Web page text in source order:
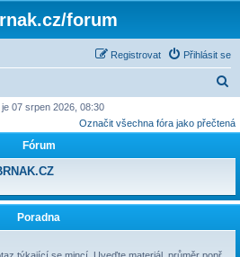
forum
Přihlásit se
Registrovat
e
je 07 srpen 2026, 08:30
Označit všechna fóra jako přečtená
Fórum
Poradna